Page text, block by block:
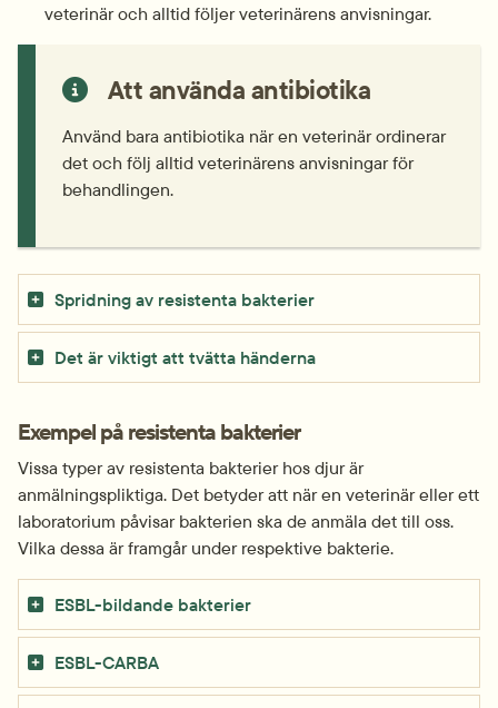
veterinär och alltid följer veterinärens anvisningar.
Att använda antibiotika
Använd bara antibiotika när en veterinär ordinerar
det och följ alltid veterinärens anvisningar för
behandlingen.
Spridning av resistenta bakterier
Det är viktigt att tvätta händerna
Exempel på resistenta bakterier
Vissa typer av resistenta bakterier hos djur är
anmälningspliktiga. Det betyder att när en veterinär eller ett
laboratorium påvisar bakterien ska de anmäla det till oss.
Vilka dessa är framgår under respektive bakterie.
ESBL-bildande bakterier
ESBL-CARBA